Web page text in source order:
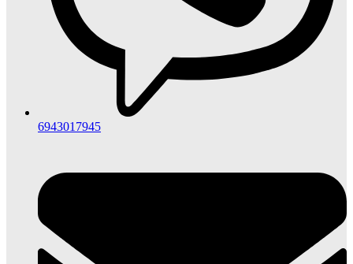
6943017945